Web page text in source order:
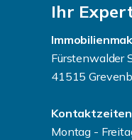
Ihr
Fürstenwalder
41515
Montag -